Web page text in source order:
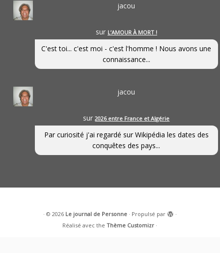
jacou
sur L’AMOUR À MORT !
C'est toi... c'est moi - c'est l'homme ! Nous avons une
connaissance...
jacou
sur2026 entre France et Algérie
Par curiosité j'ai regardé sur Wikipédia les dates des
conquêtes des pays...
· © 2026 Le journal de Personne· Propulsé par
·
Réalisé avec theThème Customizr ·